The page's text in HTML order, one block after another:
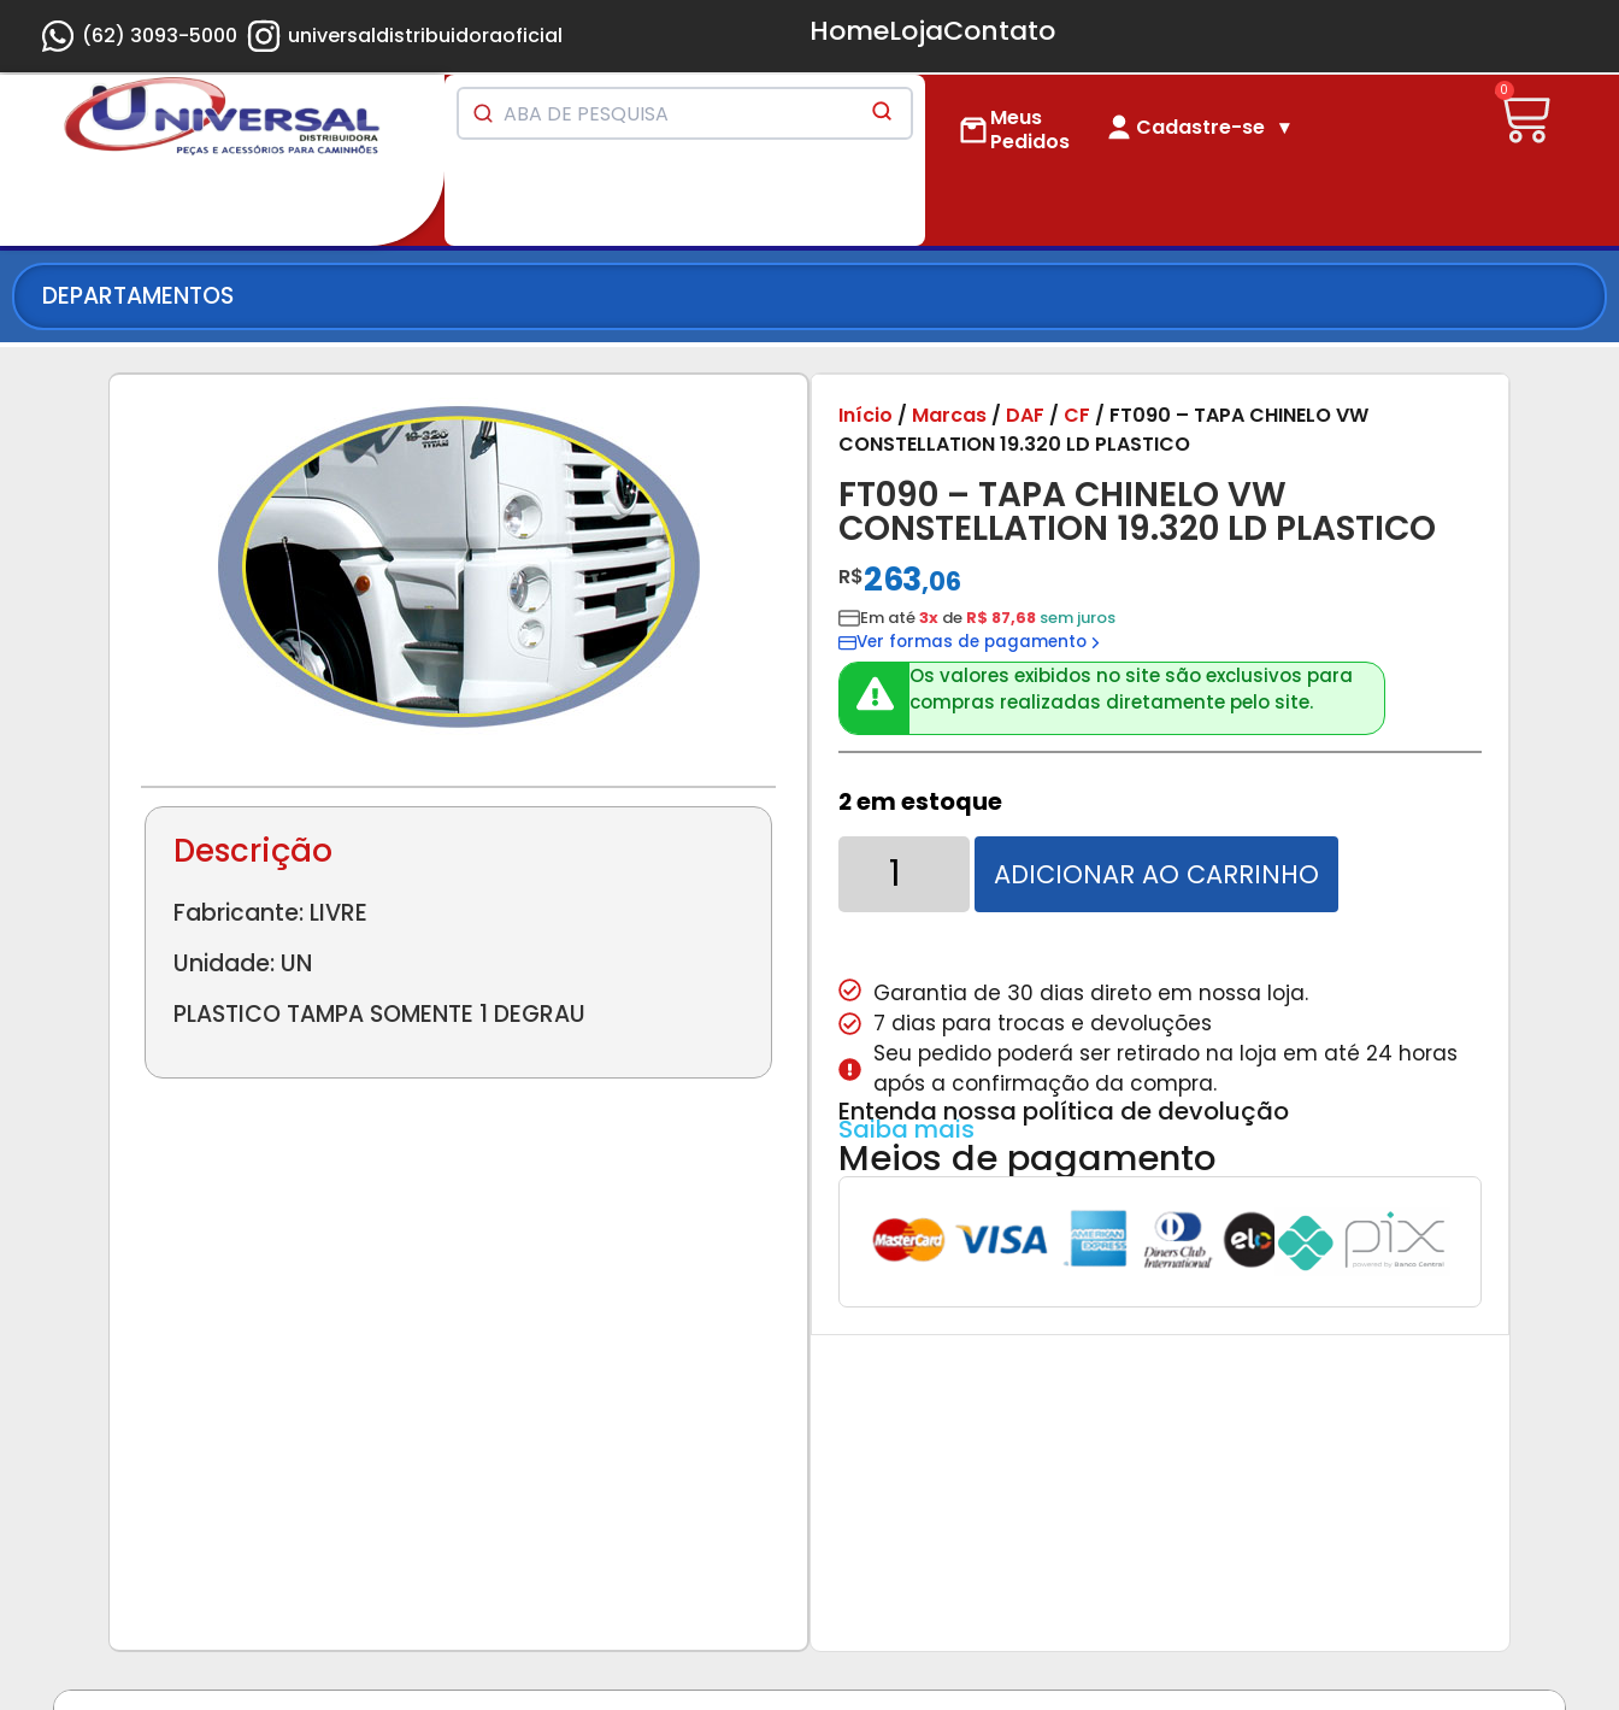
(62) 3093-5000 universaldistribuidoraoficial HomeLojaContato
Meus
Pedidos
Cadastre-se
0
DEPARTAMENTOS
Descrição
Fabricante: LIVRE
Unidade: UN
PLASTICO TAMPA SOMENTE 1 DEGRAU
FT090 – TAPA CHINELO VW
CONSTELLATION 19.320 LD PLASTICO
Início / Marcas / DAF / CF / FT090 – TAPA CHINELO VW
CONSTELLATION 19.320 LD PLASTICO
R$263,06
Em até3x de R$ 87,68 sem juros
Ver formas de pagamento
Os valores exibidos no site são exclusivos para
compras realizadas diretamente pelo site.
2 em estoque
ADICIONAR AO CARRINHO
Garantia de 30 dias direto em nossa loja.
7 dias para trocas e devoluções
Seu pedido poderá ser retirado na loja em até 24 horas
após a confirmação da compra.
Entenda nossa política de devolução
Saiba mais
Meios de pagamento